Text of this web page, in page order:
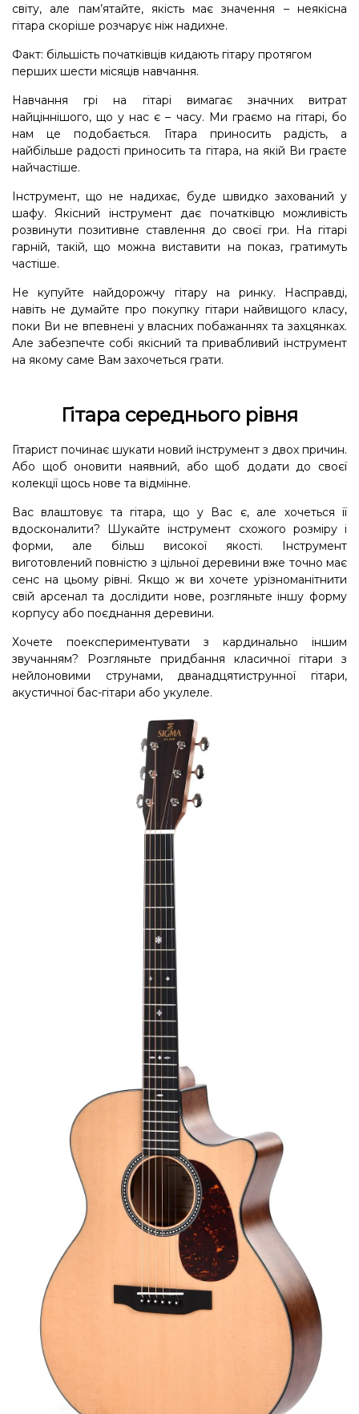
світу, але пам’ятайте, якість має значення – неякісна
гітара скоріше розчарує ніж надихне.
Факт: більшість початківців кидають гітару протягом
перших шести місяців навчання.
Навчання грі на гітарі вимагає значних витрат
найціннішого, що у нас є – часу. Ми граємо на гітарі, бо
нам це подобається. Гітара приносить радість, а
найбільше радості приносить та гітара, на якій Ви граєте
найчастіше.
Інструмент, що не надихає, буде швидко захований у
шафу. Якісний інструмент дає початківцю можливість
розвинути позитивне ставлення до своєї гри. На гітарі
гарній, такій, що можна виставити на показ, гратимуть
частіше.
Не купуйте найдорожчу гітару на ринку. Насправді,
навіть не думайте про покупку гітари найвищого класу,
поки Ви не впевнені у власних побажаннях та захцянках.
Але забезпечте собі якісний та привабливий інструмент
на якому саме Вам захочеться грати.
Гітара середнього рівня
Гітарист починає шукати новий інструмент з двох причин.
Або щоб оновити наявний, або щоб додати до своєї
колекції щось нове та відмінне.
Вас влаштовує та гітара, що у Вас є, але хочеться її
вдосконалити? Шукайте інструмент схожого розміру і
форми, але більш високої якості. Інструмент
виготовлений повністю з цільної деревини вже точно має
сенс на цьому рівні. Якщо ж ви хочете урізноманітнити
свій арсенал та дослідити нове, розгляньте іншу форму
корпусу або поєднання деревини.
Хочете поекспериментувати з кардинально іншим
звучанням? Розгляньте придбання класичної гітари з
нейлоновими струнами, дванадцятиструнної гітари,
акустичної бас-гітари або укулеле.